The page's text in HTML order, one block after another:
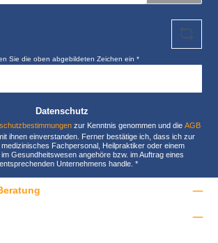
Sie die oben abgebildeten Zeichen ein*
Datenschutz
zur Kenntnis genommen und dieAGB
ihnen einverstanden. Ferner bestätige ich, dass ich zur
Fachpersonal, Heilpraktiker oder einem
Gesundheitswesen angehöre bzw. im Auftrag eines
entsprechenden Unternehmens handle.*